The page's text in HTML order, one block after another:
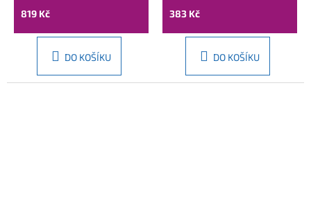
819 Kč
DO KOŠÍKU
383 Kč
DO KOŠÍKU